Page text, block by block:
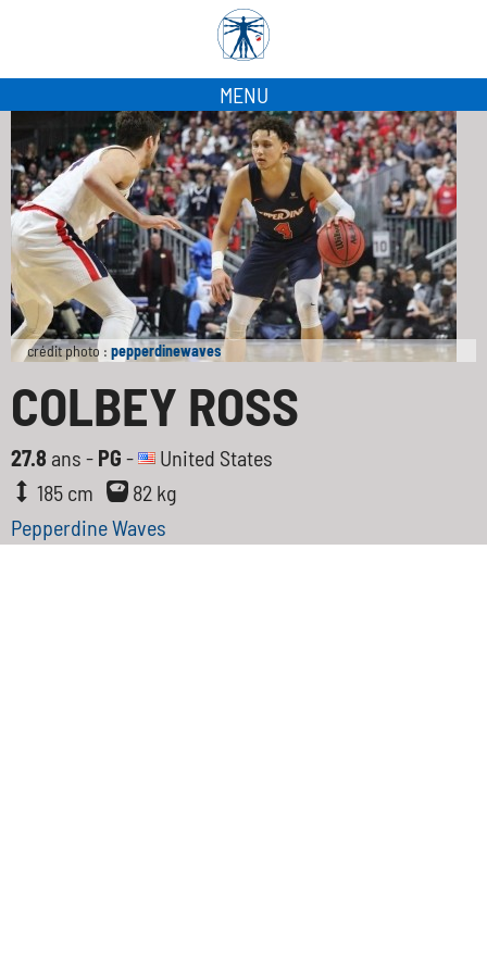
MENU
crédit photo : pepperdinewaves
COLBEY ROSS
27.8 ans - PG -
United States
185 cm
82 kg
Pepperdine Waves